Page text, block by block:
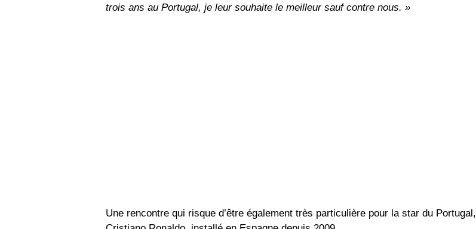
trois ans au Portugal, je leur souhaite le meilleur sauf contre nous. »
Une rencontre qui risque d’être également très particulière pour la star du Portugal,